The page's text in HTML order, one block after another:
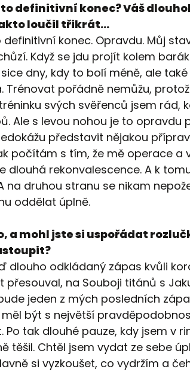
definitivní konec? Váš
loučil třikrát…
definitivní konec. Opravdu. Můj
Když se jdu projít kolem
dny, kdy to bolí méně, ale
Trénovat pořádně nemůžu,
svých svěřenců jsem rád,
Ale s levou nohou je to opravdu
představit nějakou
počítám s tím, že mě operace a
dlouhá rekonvalescence. A k
na druhou stranu se nikam
oddělat úplně.
a mohl jste si uspořádat
dlouho odkládaný zápas kvůli
přesouval, na Souboji titánů s
jeden z mých posledních
být s největší
Po tak dlouhé pauze, kdy jsem v
těšil. Chtěl jsem vydat ze sebe
si vyzkoušet, co vydržím a